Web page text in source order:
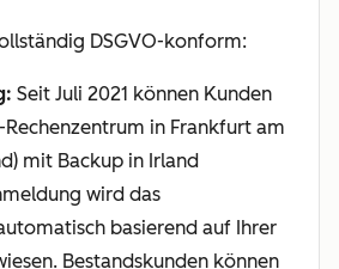
DSGVO-konform:
Seit Juli 2021 können Kunden
Rechenzentrum in Frankfurt am
mit Backup in Irland
wird das
basierend auf Ihrer
Bestandskunden können